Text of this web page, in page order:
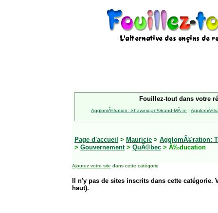
Fouillez-tout dans votre
AgglomÃ©ration: Shawinigan/Grand-MÃ¨re |
Page d'accueil > Mauricie > AgglomÃ©ration:
> Gouvernement> QuÃ©bec > Ã‰ducation
Ajoutez votre site dans cette catégorie
Il n'y pas de sites inscrits dans cette
haut).